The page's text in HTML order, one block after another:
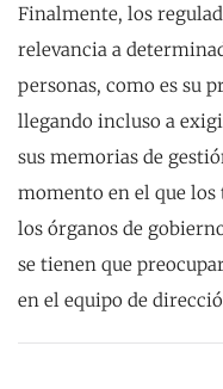
Finalmente, los
relevancia a
personas, como es su
llegando incluso a
sus memorias de
momento en el que los
los órganos de
se tienen que
en el equipo de